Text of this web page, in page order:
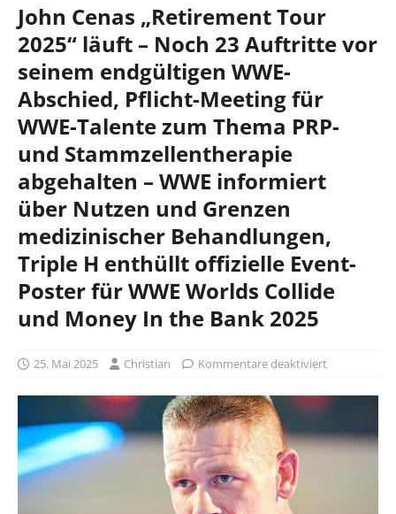
John Cenas „Retirement Tour
2025“ läuft – Noch 23 Auftritte vor
seinem endgültigen WWE-
Abschied, Pflicht-Meeting für
WWE-Talente zum Thema PRP-
und Stammzellentherapie
abgehalten – WWE informiert
über Nutzen und Grenzen
medizinischer Behandlungen,
Triple H enthüllt offizielle Event-
Poster für WWE Worlds Collide
und Money In the Bank 2025
25. Mai 2025 Christian Kommentare deaktiviert